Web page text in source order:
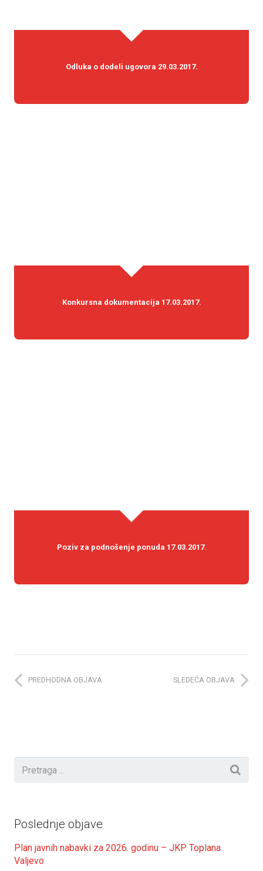
Odluka o dodeli ugovora 29.03.2017.
Konkursna dokumentacija 17.03.2017.
Poziv za podnošenje ponuda 17.03.2017.
PREDHODNA OBJAVA SLEDEĆA OBJAVA
Poslednje objave
Plan javnih nabavki za 2026. godinu – JKP Toplana
Valjevo